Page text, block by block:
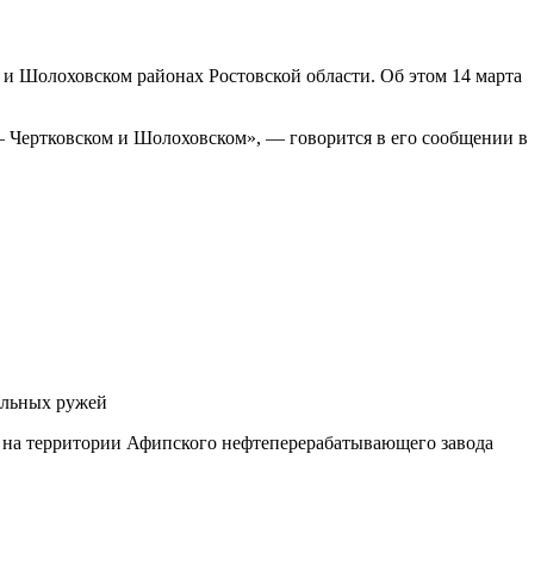
районах Ростовской области. Об этом 14 марта
и Шолоховском», — говорится в его сообщении в
ружей
территории Афипского нефтеперерабатывающего завода